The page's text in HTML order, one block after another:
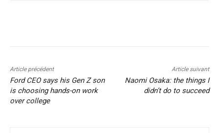
Article précédent
Ford CEO says his Gen Z son
is choosing hands-on work
over college
Article suivant
Naomi Osaka: the things I
didn’t do to succeed